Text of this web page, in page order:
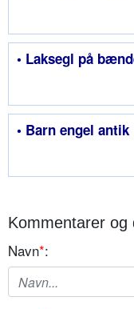
• Laksegl på
• Barn engel antik
Kommentarer
Navn*: